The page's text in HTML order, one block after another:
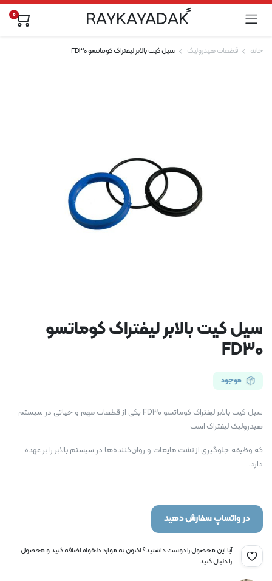
ًRAYKAYADAK 0
خانه قطعات هیدرولیک سیل کیت بالابر لیفتراک کوماتسو FD30
سیل کیت بالابر لیفتراک کوماتسو
FD30
موجود
سیل کیت بالابر لیفتراک کوماتسو FD30 یکی از قطعات مهم و حیاتی در سیستم
هیدرولیک لیفتراک است
که وظیفه جلوگیری از نشت مایعات و روان‌کننده‌ها در سیستم بالابر را بر عهده
دارد.
در واتساپ سفارش دهید
آیا این محصول را دوست داشتید؟ اکنون به موارد دلخواه اضافه کنید و محصول
را دنبال کنید.